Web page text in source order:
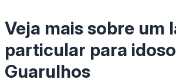
Veja mais sobre um
particular para
Guarulhos